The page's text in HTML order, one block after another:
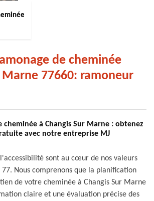
de cheminée
Marne 77660: ramoneur
cheminée à Changis Sur Marne : obtenez
avec notre entreprise MJ
sont au cœur de nos valeurs
77. Nous comprenons que la planification
de votre cheminée à Changis Sur Marne
claire et une évaluation précise des